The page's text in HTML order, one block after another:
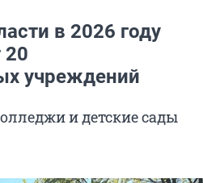
в 2026 году
20
учреждений
и детские сады